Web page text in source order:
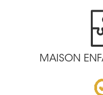
MAISON